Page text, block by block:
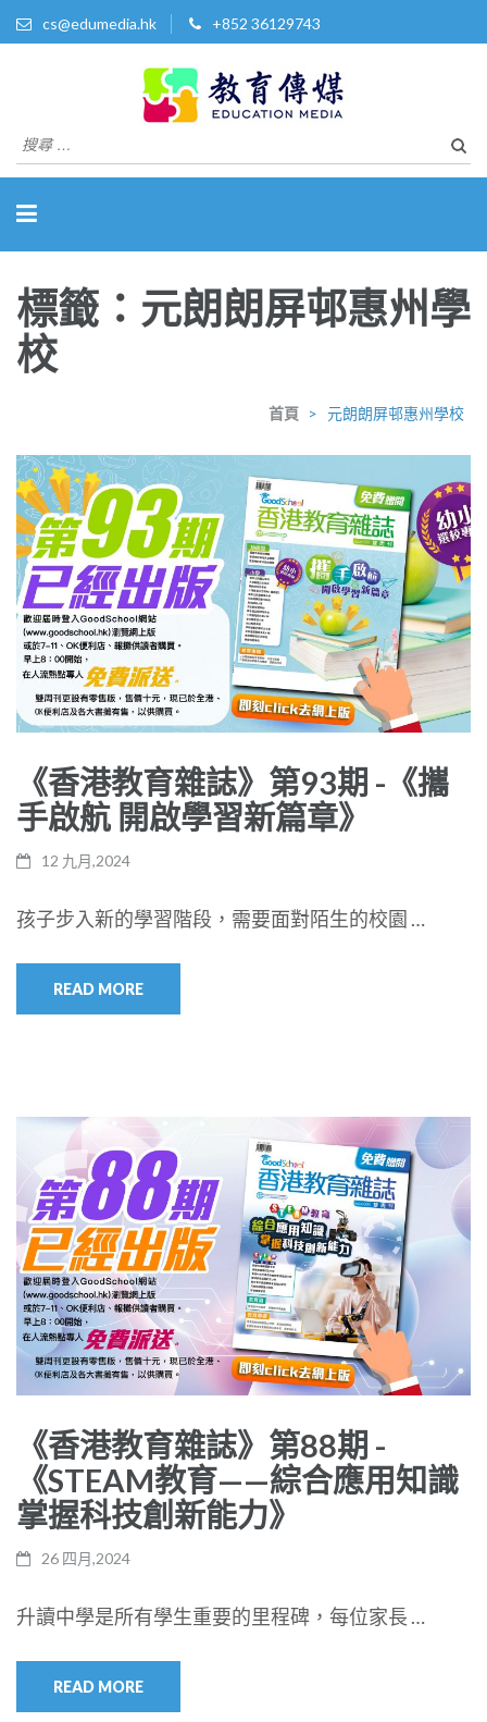
cs@edumedia.hk +852 36129743
教育傳媒集團有限公司
搜
尋
標籤：元朗朗屏邨惠州學
校
首頁 > 元朗朗屏邨惠州學校
《香港教育雜誌》第93期 -《攜
手啟航 開啟學習新篇章》
12 九月,2024
孩子步入新的學習階段，需要面對陌生的校園 …
READ MORE
《香港教育雜誌》第88期 -
《STEAM教育——綜合應用知識
掌握科技創新能力》
26 四月,2024
升讀中學是所有學生重要的里程碑，每位家長 …
READ MORE